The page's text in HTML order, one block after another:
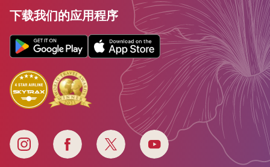
下载我们的应用程序